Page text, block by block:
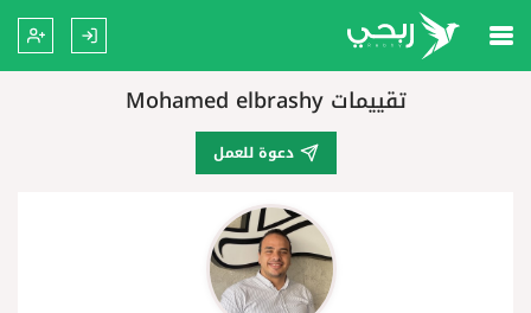
تقييمات Mohamed elbrashy
دعوة للعمل